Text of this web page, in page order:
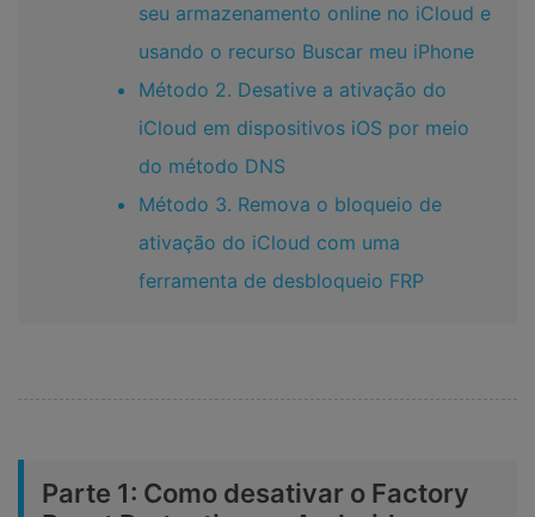
seu armazenamento online no iCloud e
usando o recurso Buscar meu iPhone
Método 2. Desative a ativação do
iCloud em dispositivos iOS por meio
do método DNS
Método 3. Remova o bloqueio de
ativação do iCloud com uma
ferramenta de desbloqueio FRP
Parte 1: Como desativar o Factory